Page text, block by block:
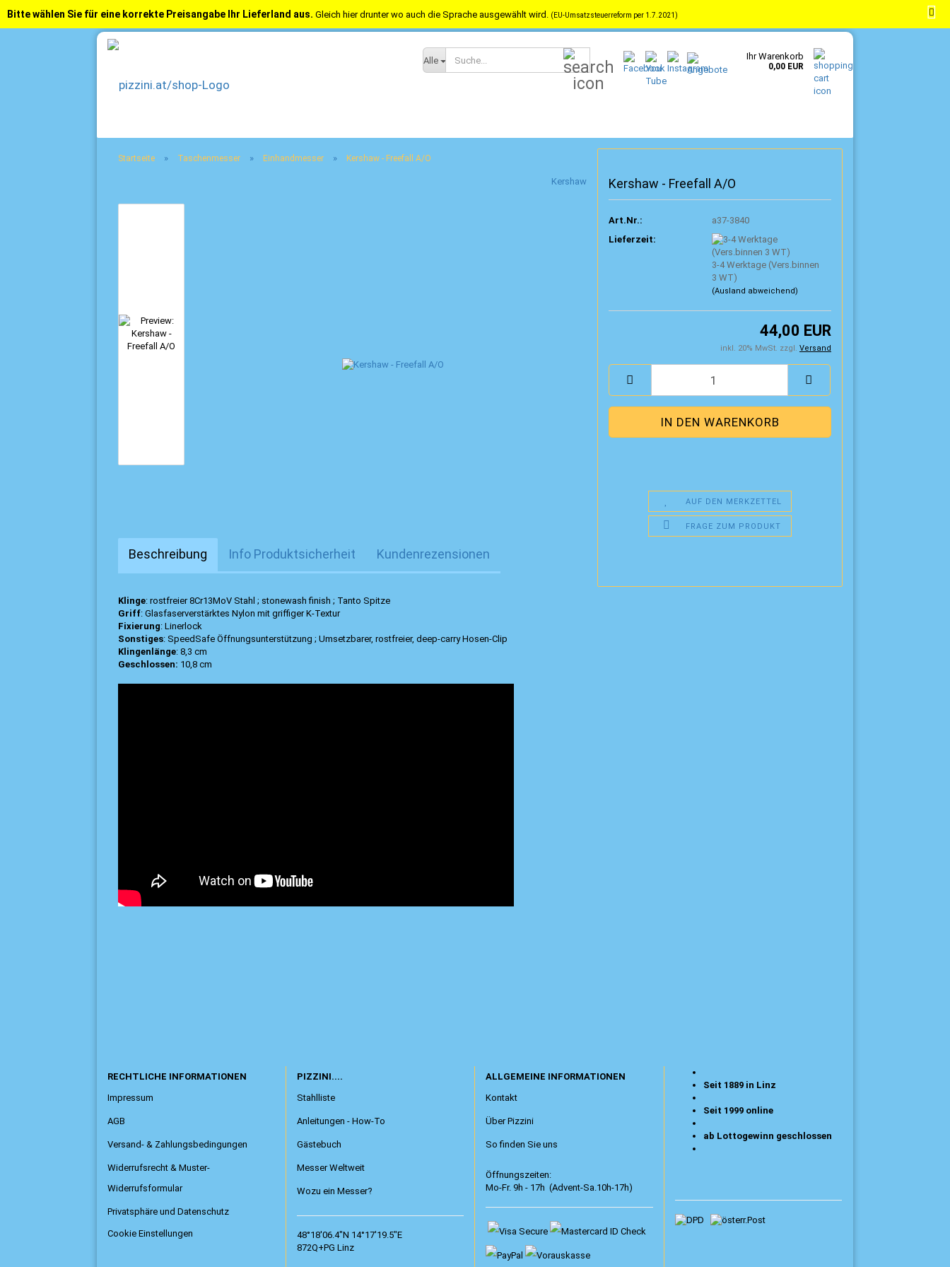
Versandkostenfrei in Österreich ab 100,-- / nach Deutschland ab 150,--
Alle Ihr Warenkorb
0,00 EUR
Bitte wählen Sie für eine korrekte Preisangabe Ihr Lieferland aus. Gleich hier drunter wo auch die Sprache ausgewählt wird. (EU-Umsatzsteuerreform per 1.7.2021)
Startseite » Taschenmesser » Einhandmesser » Kershaw - Freefall A/O
Kershaw Kershaw - Freefall A/O
Art.Nr.:
a37-3840
Lieferzeit:
3-4 Werktage (Vers.binnen
3 WT)
(Ausland abweichend)
44,00 EUR
inkl. 20% MwSt. zzgl. Versand
AUF DEN MERKZETTEL
FRAGE ZUM PRODUKT
Beschreibung Info Produktsicherheit Kundenrezensionen
Klinge: rostfreier 8Cr13MoV Stahl ; stonewash finish ; Tanto Spitze
Griff: Glasfaserverstärktes Nylon mit griffiger K-Textur
Fixierung: Linerlock
Sonstiges: SpeedSafe Öffnungsunterstützung ; Umsetzbarer, rostfreier, deep-carry Hosen-Clip
Klingenlänge: 8,3 cm
Geschlossen: 10,8 cm
RECHTLICHE INFORMATIONEN
Impressum
AGB
Versand- & Zahlungsbedingungen
Widerrufsrecht & Muster-
Widerrufsformular
Privatsphäre und Datenschutz
Cookie Einstellungen
PIZZINI....
Stahlliste
Anleitungen - How-To
Gästebuch
Messer Weltweit
Wozu ein Messer?
48°18'06.4"N 14°17'19.5"E
872Q+PG Linz
ALLGEMEINE INFORMATIONEN
Kontakt
Über Pizzini
So finden Sie uns
Öffnungszeiten:
Mo-Fr. 9h - 17h (Advent-Sa.10h-17h)
Seit 1889 in Linz
Seit 1999 online
ab Lottogewinn geschlossen